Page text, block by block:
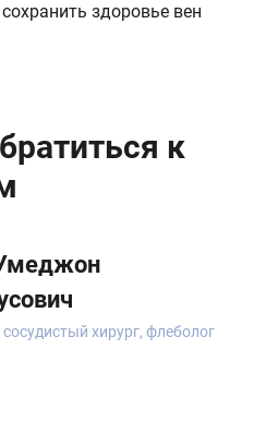
здоровье вен
к
хирург, флеболог